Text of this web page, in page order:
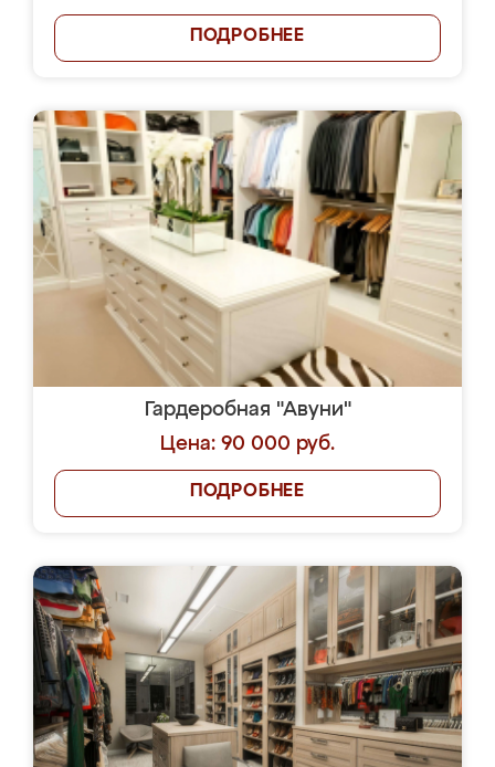
ПОДРОБНЕЕ
Гардеробная "Авуни"
Цена: 90 000 руб.
ПОДРОБНЕЕ